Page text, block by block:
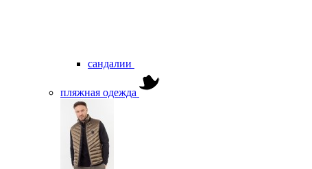
сандалии
пляжная одежда